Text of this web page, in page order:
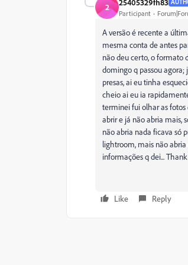
2
Participant
A versão é recente a
mesma conta de antes
não deu certo, o formato
domingo q passou
presas, ai eu tinha
cheio ai eu ia
terminei fui olhar as fotos
abrir e já não abria mais,
não abria nada ficava só
lightroom, mais não
informações q dei...
Like Reply